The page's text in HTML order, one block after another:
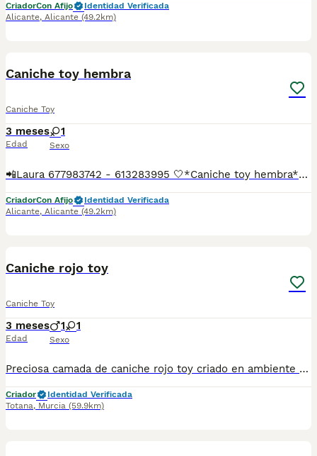
CriadorCon Afijo
Identidad Verificada
Alicante, Alicante (49.2km)
Caniche toy hembra
Caniche Toy
3 meses
Edad
1
Sexo
📲Laura 677983742 - 613283995 🤍*Caniche toy hembra*🤍 ¿Buscas un nuevo compañero para tu hogar? ❤️ Tenemos preciosos cachorros listos para encontrar una familia responsable. ✅ Vacunados ✅ Desparasitados ✅ Cartilla sanitaria ✅ Garantías incluidas ✅ Máxima atención y cuidado Se hacen envíos a toda España: Andalucía: Almería, Cádiz, Córdoba, Granada, Huelva, Jaén, Málaga, Sevilla.Aragón: Huesca, Teruel, Zaragoza.Asturias: Oviedo.Baleares: Palma.Canarias: Las Palmas de Gran Canaria, Santa Cruz de Tenerife.Cantabria: Santander.Castilla-La Mancha: Albacete, Ciudad Real, Cuenca, Guadalajara, Toledo.Castilla y León: Ávila, Burgos, León, Palencia, Salamanca, Segovia, Soria, Valladolid, Zamora.Cataluña: Barcelona, Gerona (Girona), Lérida (Lleida), Tarragona.Comunidad Valenciana: Alicante, Castellón de la Plana, Valencia.Extremadura: Badajoz, Cáceres.Galicia: La Coruña (A Coruña), Lugo, Orense (Ourense), Pontevedra.La Rioja: Logroño.Madrid: Madrid.Murcia: Murcia.Navarra: Pamplona.País Vasco: Bilbao (Vizcaya), San Sebastián (Guipúzcoa), Vitoria (Álava). 🐾 Cachorros sanos, sociables y criados con mucho cariño. 📲 ¡Pregunta sin compromiso por disponibilidad, fotos y precios por mensaje privado!
CriadorCon Afijo
Identidad Verificada
Alicante, Alicante (49.2km)
Caniche rojo toy
Caniche Toy
3 meses
Edad
1 1
Sexo
Preciosa camada de caniche rojo toy criado en ambiente familiar con todas las vacunas y desparasitaciones al día. Se entrega con cartilla veterinaria y revisión veterinaria. Más info WhatsApp al 722440707
Criador
Identidad Verificada
Totana, Murcia (59.9km)